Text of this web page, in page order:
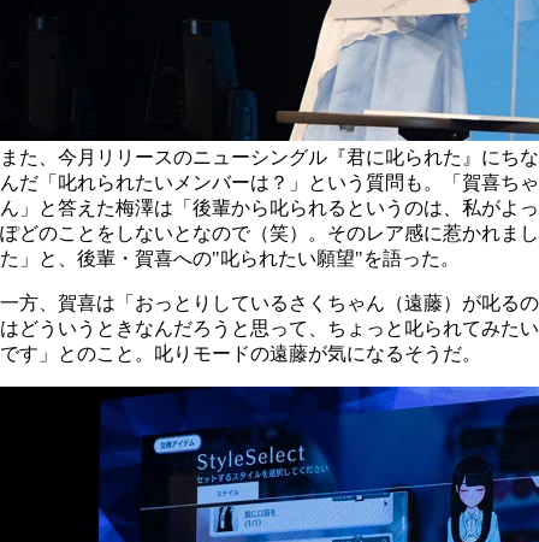
また、今月リリースのニューシングル『君に叱られた』にちな
んだ「叱れられたいメンバーは？」という質問も。「賀喜ちゃ
ん」と答えた梅澤は「後輩から叱られるというのは、私がよっ
ぽどのことをしないとなので（笑）。そのレア感に惹かれまし
た」と、後輩・賀喜への"叱られたい願望"を語った。
一方、賀喜は「おっとりしているさくちゃん（遠藤）が叱るの
はどういうときなんだろうと思って、ちょっと叱られてみたい
です」とのこと。叱りモードの遠藤が気になるそうだ。